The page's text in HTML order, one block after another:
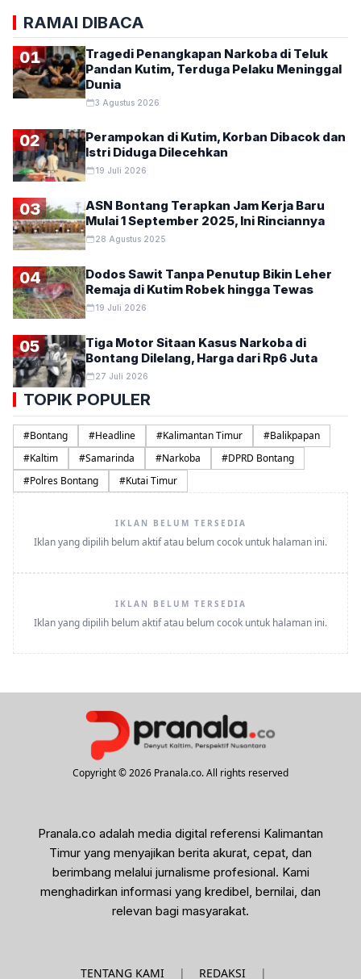
RAMAI DIBACA
01
Tragedi Penangkapan Narkoba di Teluk
Pandan Kutim, Terduga Pelaku Meninggal
Dunia
3 Agustus 2026
02
Perampokan di Kutim, Korban Dibacok dan
Istri Diduga Dilecehkan
19 Juli 2026
03
ASN Bontang Terapkan Jam Kerja Baru
Mulai 1 September 2025, Ini Rinciannya
28 Agustus 2025
04
Dodos Sawit Tanpa Penutup Bikin Leher
Remaja di Kutim Robek hingga Tewas
19 Juli 2026
05
Tiga Motor Sitaan Kasus Narkoba di
Bontang Dilelang, Harga dari Rp6 Juta
27 Juli 2026
TOPIK POPULER
#Bontang #Headline #Kalimantan Timur #Balikpapan
#Kaltim #Samarinda #Narkoba #DPRD Bontang
#Polres Bontang #Kutai Timur
IKLAN BELUM TERSEDIA
Iklan yang dipilih belum aktif atau belum cocok untuk halaman ini.
IKLAN BELUM TERSEDIA
Iklan yang dipilih belum aktif atau belum cocok untuk halaman ini.
Copyright © 2026 Pranala.co. All rights reserved
Pranala.co adalah media digital referensi Kalimantan
Timur yang menyajikan berita akurat, cepat, dan
berimbang melalui jurnalisme profesional. Kami
menghadirkan informasi yang kredibel, bernilai, dan
relevan bagi masyarakat.
TENTANG KAMI | REDAKSI |